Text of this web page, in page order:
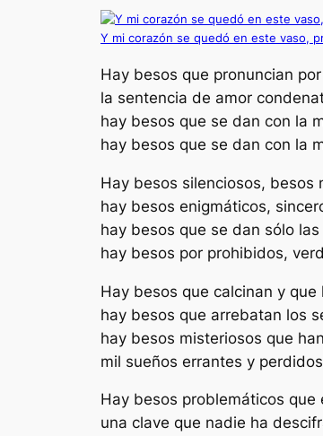
Y mi corazón se quedó en este vaso,
Hay besos que pronuncian
la sentencia de amor
hay besos que se dan con la
hay besos que se dan con la
Hay besos silenciosos, besos
hay besos enigmáticos,
hay besos que se dan sólo las
hay besos por prohibidos,
Hay besos que calcinan y que
hay besos que arrebatan los
hay besos misteriosos que
mil sueños errantes y
Hay besos problemáticos que
una clave que nadie ha